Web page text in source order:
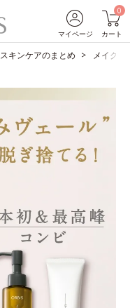
マイページ
0
カート
スキンケアのまとめ メイクも